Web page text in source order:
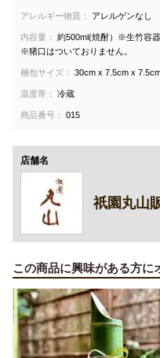
アレルギー物質： アレルゲンなし
内容量：
約500ml(焼酎）※生竹容
※猪口はついておりません。
梱包サイズ： 30cm x 7.5cm x
温度帯： 冷蔵
商品番号： 015
店舗名
祇園丸山
この商品に興味がある方に